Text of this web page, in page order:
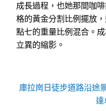
成長過程，也她那間咖
格的黃金分割比例擺放
點七的重量比例混合。
立異的縮影。
庫拉崗日徒步道路沿途
達